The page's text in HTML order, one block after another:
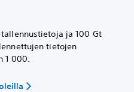
ja 100 Gt
tietojen
1 000.